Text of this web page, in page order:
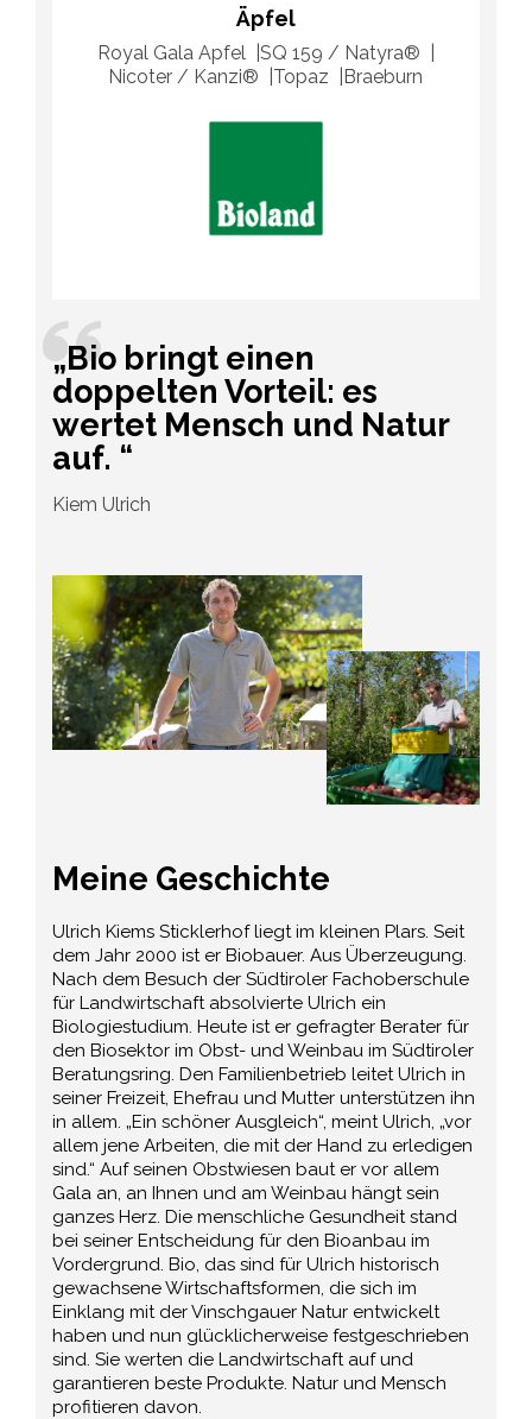
Äpfel
Royal Gala Apfel
SQ 159 / Natyra®
Nicoter / Kanzi®
Topaz Braeburn
„Bio bringt einen
doppelten Vorteil: es
wertet Mensch und Natur
auf. “
Kiem Ulrich
Meine Geschichte
Ulrich Kiems Sticklerhof liegt im kleinen Plars. Seit
dem Jahr 2000 ist er Biobauer. Aus Überzeugung.
Nach dem Besuch der Südtiroler Fachoberschule
für Landwirtschaft absolvierte Ulrich ein
Biologiestudium. Heute ist er gefragter Berater für
den Biosektor im Obst- und Weinbau im Südtiroler
Beratungsring. Den Familienbetrieb leitet Ulrich in
seiner Freizeit, Ehefrau und Mutter unterstützen ihn
in allem. „Ein schöner Ausgleich“, meint Ulrich, „vor
allem jene Arbeiten, die mit der Hand zu erledigen
sind.“ Auf seinen Obstwiesen baut er vor allem
Gala an, an Ihnen und am Weinbau hängt sein
ganzes Herz. Die menschliche Gesundheit stand
bei seiner Entscheidung für den Bioanbau im
Vordergrund. Bio, das sind für Ulrich historisch
gewachsene Wirtschaftsformen, die sich im
Einklang mit der Vinschgauer Natur entwickelt
haben und nun glücklicherweise festgeschrieben
sind. Sie werten die Landwirtschaft auf und
garantieren beste Produkte. Natur und Mensch
profitieren davon.